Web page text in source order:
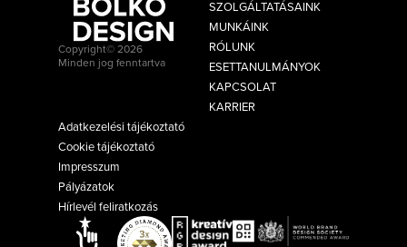
Copyright© 2026
Minden jog fenntartva
SZOLGÁLTATÁSAINK
MUNKÁINK
RÓLUNK
ESETTANULMÁNYOK
KAPCSOLAT
KARRIER
Adatkezelési tájékoztató
Cookie tájékoztató
Impresszum
Pályázatok
Hírlevél feliratkozás